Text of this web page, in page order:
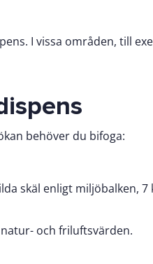
I vissa områden, till
behöver du bifoga:
skäl enligt miljöbalken, 7
och friluftsvärden.